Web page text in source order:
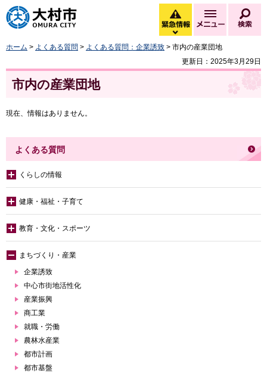
大村市
緊急情報
緊急情報を開く
メニュー
ホーム > よくある質問 > よくある質問：企業誘致 > 市内の産業団地
更新日：2025年3月29日
市内の産業団地
現在、情報はありません。
よくある質問
くらしの情報
健康・福祉・子育て
教育・文化・スポーツ
まちづくり・産業
企業誘致
中心市街地活性化
産業振興
商工業
就職・労働
農林水産業
都市計画
都市基盤